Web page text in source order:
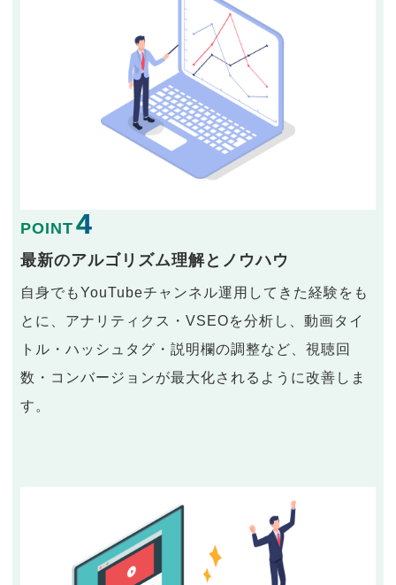
POINT 4
最新のアルゴリズム理解とノウハウ
自身でもYouTubeチャンネル運用してきた経験をも
とに、アナリティクス・VSEOを分析し、動画タイ
トル・ハッシュタグ・説明欄の調整など、視聴回
数・コンバージョンが最大化されるように改善しま
す。